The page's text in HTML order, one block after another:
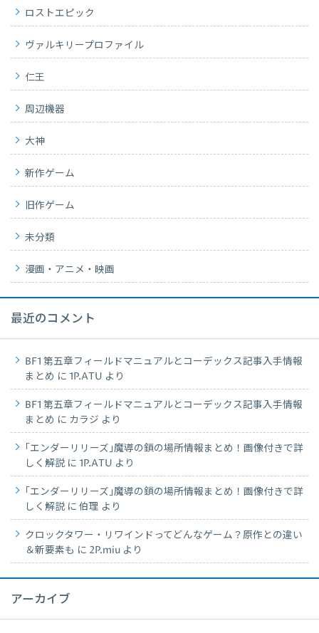
ロストエピック
ヴァルキリープロファイル
仁王
周辺機器
大神
新作ゲーム
旧作ゲーム
未分類
漫画・アニメ・映画
最近のコメント
BF1 第五章フィールドマニュアルとコーデックス記事入手情報
まとめ に 1P.ATU より
BF1 第五章フィールドマニュアルとコーデックス記事入手情報
まとめ に カラジ より
｢エンダーリリーズ｣魔導の鎖の場所情報まとめ！画像付きで詳
しく解説 に 1P.ATU より
｢エンダーリリーズ｣魔導の鎖の場所情報まとめ！画像付きで詳
しく解説 に 伯理 より
クロックタワー・リワインドってどんなゲーム？原作との違い
＆新要素も に 2P.miu より
アーカイブ